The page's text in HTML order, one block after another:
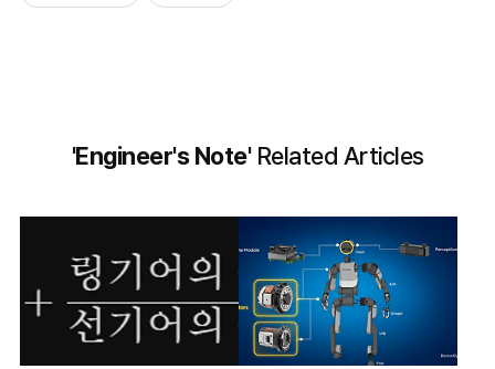
'Engineer's Note'Related Articles